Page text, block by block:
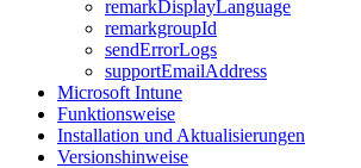
remarkDisplayLanguage
remarkgroupId
sendErrorLogs
supportEmailAddress
Microsoft Intune
Funktionsweise
Installation und Aktualisierungen
Versionshinweise